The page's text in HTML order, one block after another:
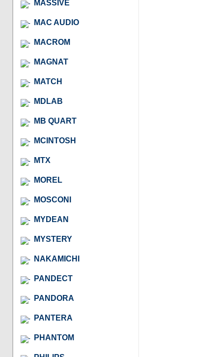
MASSIVE
MAC AUDIO
MACROM
MAGNAT
MATCH
MDLAB
MB QUART
MCINTOSH
MTX
MOREL
MOSCONI
MYDEAN
MYSTERY
NAKAMICHI
PANDECT
PANDORA
PANTERA
PHANTOM